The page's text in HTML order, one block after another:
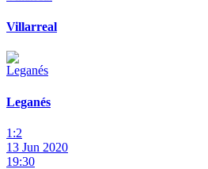
Villarreal
Leganés
1:2
13 Jun 2020
19:30